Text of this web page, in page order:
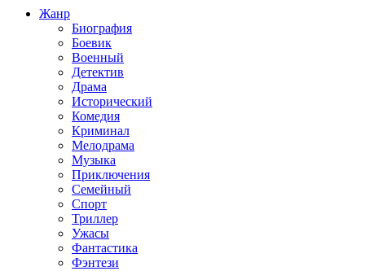
Жанр
Биография
Боевик
Военный
Детектив
Драма
Исторический
Комедия
Криминал
Мелодрама
Музыка
Приключения
Семейный
Спорт
Триллер
Ужасы
Фантастика
Фэнтези